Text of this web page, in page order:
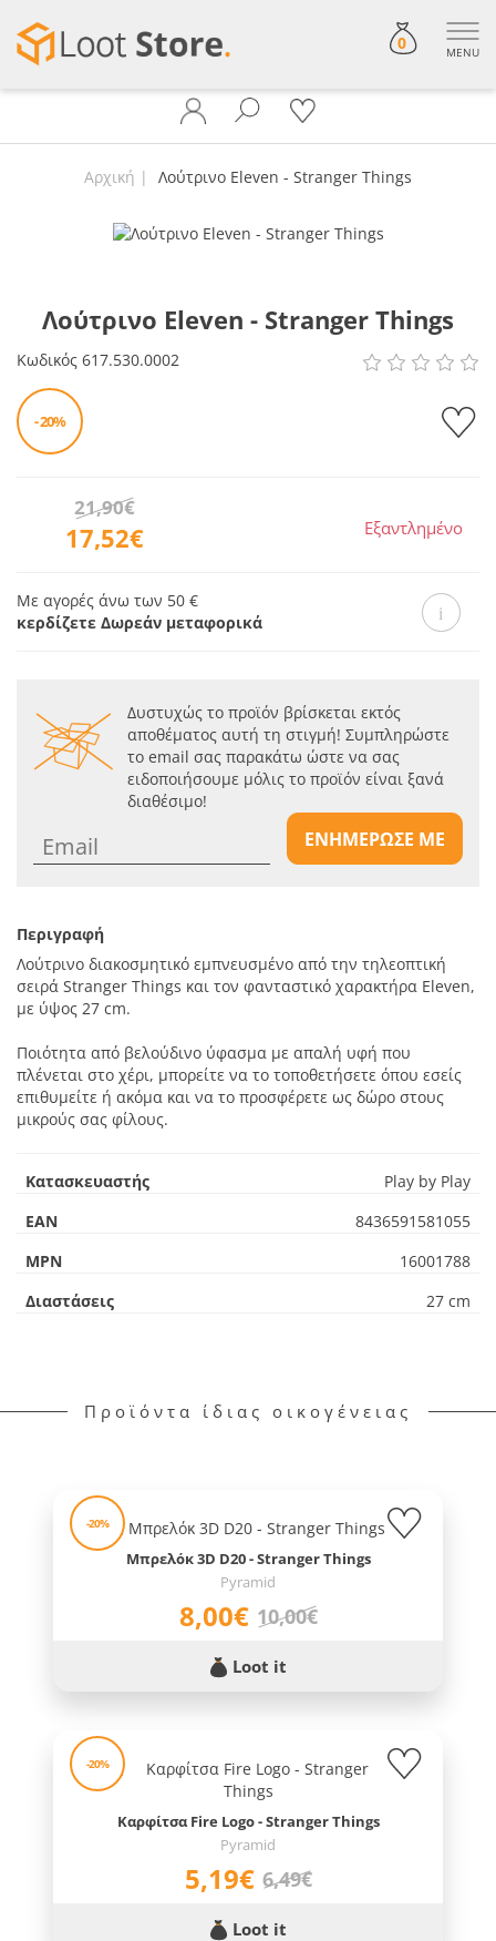
0 MENU
Αρχική Λούτρινο Eleven - Stranger Things
Λούτρινο Eleven - Stranger Things
Κωδικός 617.530.0002
- 20%
17,52€
21,90€
Εξαντλημένο
Με αγορές άνω των 50 €
κερδίζετε Δωρεάν μεταφορικά
Δυστυχώς το προϊόν βρίσκεται εκτός
αποθέματος αυτή τη στιγμή! Συμπληρώστε
το email σας παρακάτω ώστε να σας
ειδοποιήσουμε μόλις το προϊόν είναι ξανά
διαθέσιμο!
ΕΝΗΜΕΡΩΣΕ ΜΕ
Περιγραφή
Λούτρινο διακοσμητικό εμπνευσμένο από την τηλεοπτική
σειρά Stranger Things και τον φανταστικό χαρακτήρα Eleven,
με ύψος 27 cm.
Ποιότητα από βελούδινο ύφασμα με απαλή υφή που
πλένεται στο χέρι, μπορείτε να το τοποθετήσετε όπου εσείς
επιθυμείτε ή ακόμα και να το προσφέρετε ως δώρο στους
μικρούς σας φίλους.
Κατασκευαστής
Play by Play
EAN
8436591581055
MPN
16001788
Διαστάσεις
27 cm
Προϊόντα ίδιας οικογένειας
-20%
Μπρελόκ 3D D20 - Stranger Things
Pyramid
8,00€ 10,00€
Loot it
-20%
Καρφίτσα Fire Logo - Stranger Things
Pyramid
5,19€ 6,49€
Loot it